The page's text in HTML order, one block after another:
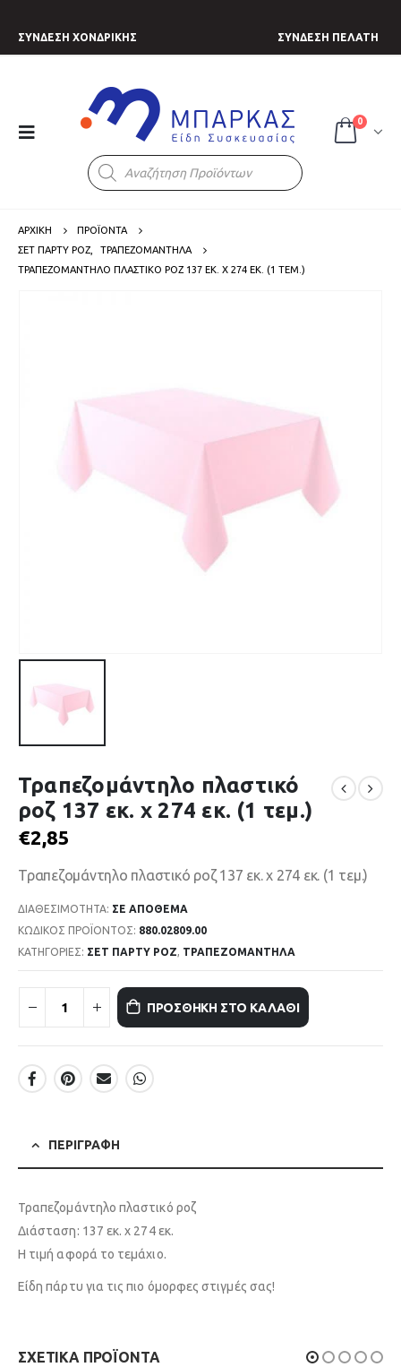
ΣΥΝΔΕΣΗ ΧΟΝΔΡΙΚΗΣ ΣΥΝΔΕΣΗ ΠΕΛΑΤΗ
Products
search
0
ΑΡΧΙΚΗ
ΠΡΟΪΟΝΤΑ
ΣΕΤ ΠΑΡΤΥ ΡΟΖ
ΤΡΑΠΕΖΟΜΑΝΤΗΛΑ
ΤΡΑΠΕΖΟΜΆΝΤΗΛΟ ΠΛΑΣΤΙΚΌ ΡΟΖ 137 ΕΚ. X 274 ΕΚ. (1 ΤΕΜ.)
Τραπεζομάντηλο πλαστικό
ροζ 137 εκ. x 274 εκ. (1 τεμ.)
€2,85
Τραπεζομάντηλο πλαστικό ροζ 137 εκ. x 274 εκ. (1 τεμ.)
ΔΙΑΘΕΣΙΜΌΤΗΤΑ: ΣΕ ΑΠΌΘΕΜΑ
ΚΩΔΙΚΌΣ ΠΡΟΪΌΝΤΟΣ: 880.02809.00
ΚΑΤΗΓΟΡΊΕΣ: ΣΕΤ ΠΑΡΤΥ ΡΟΖ, ΤΡΑΠΕΖΟΜΑΝΤΗΛΑ
ΠΡΟΣΘΉΚΗ ΣΤΟ ΚΑΛΆΘΙ
ΠΕΡΙΓΡΑΦΉ
Τραπεζομάντηλο πλαστικό ροζ
Διάσταση: 137 εκ. x 274 εκ.
Η τιμή αφορά το τεμάχιο.
Είδη πάρτυ για τις πιο όμορφες στιγμές σας!
ΣΧΕΤΙΚΆ ΠΡΟΪΌΝΤΑ